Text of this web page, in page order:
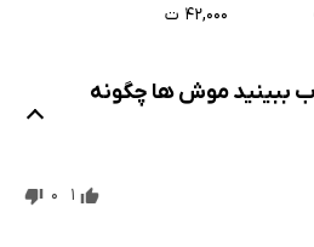
۴۲,۰۰۰ ت
ببینید موش ها چگونه
1
0